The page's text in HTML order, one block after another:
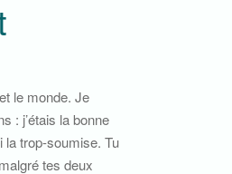
le monde. Je
: j’étais la bonne
la trop-soumise. Tu
tes deux